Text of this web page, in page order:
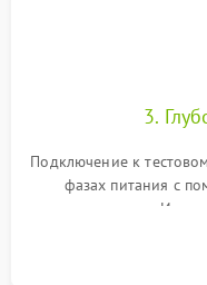
3.
Подключение к
фазах питания с
инициализации.